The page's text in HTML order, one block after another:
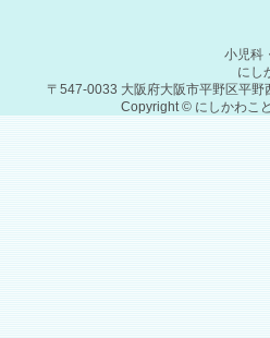
小児科
にし
〒547-0033 大阪府大阪市平野区平
Copyright © にしかわこ